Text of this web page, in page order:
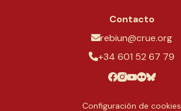
Contacto
rebiun@crue.org
+34 601 52 67 79
Configuración de cookies